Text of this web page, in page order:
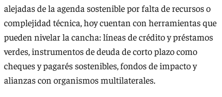
alejadas de la agenda sostenible por falta de recursos o
complejidad técnica, hoy cuentan con herramientas que
pueden nivelar la cancha: líneas de crédito y préstamos
verdes, instrumentos de deuda de corto plazo como
cheques y pagarés sostenibles, fondos de impacto y
alianzas con organismos multilaterales.